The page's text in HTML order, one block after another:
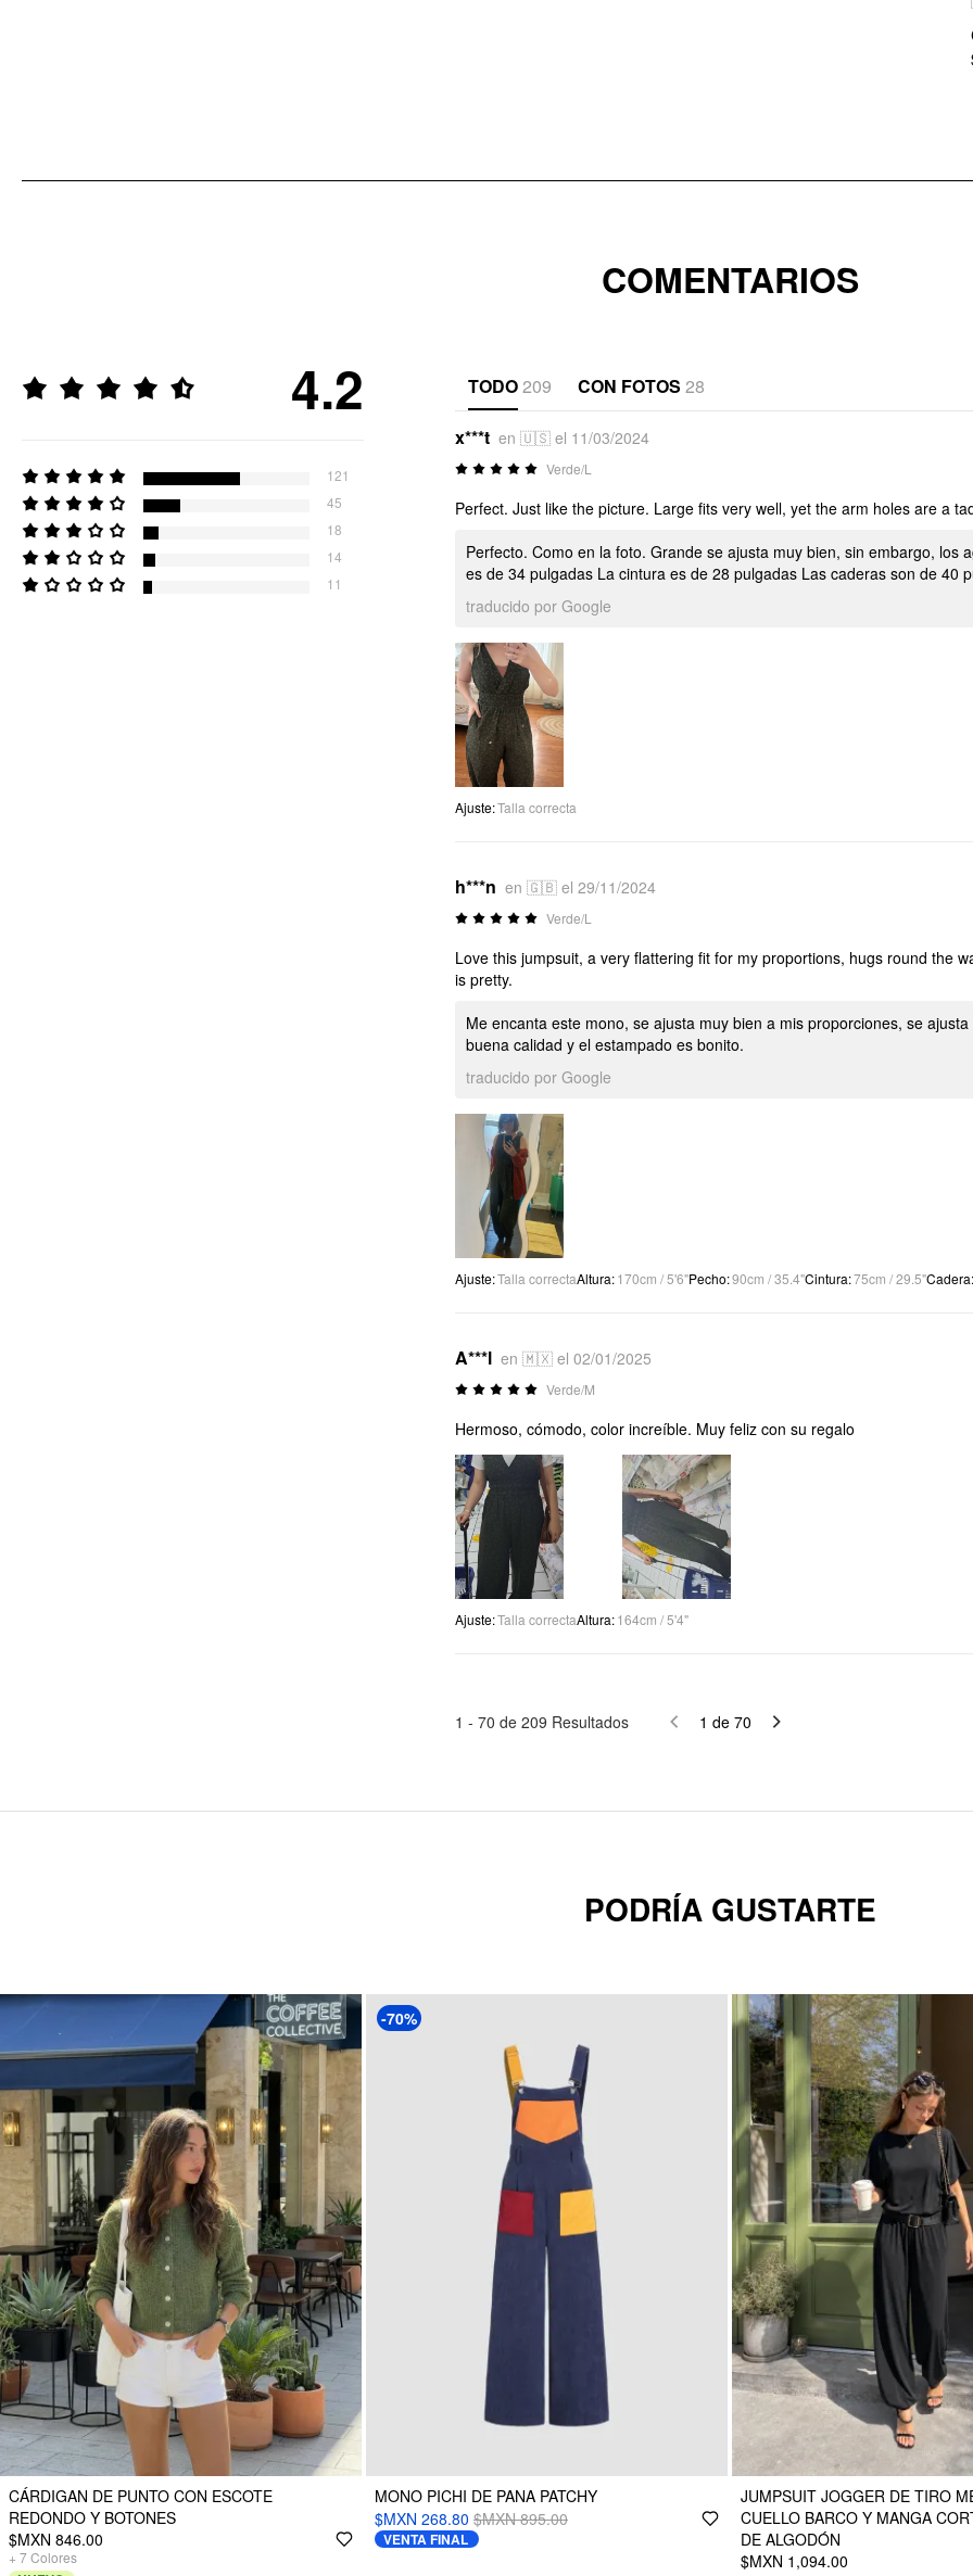
COMENTARIOS
4.2
121
45
18
14
11
TODO209 CON FOTOS 28
x***t en 🇺🇸 el 11/03/2024
Verde/L
Perfect. Just like the picture. Large fits very well, yet the arm holes are a
Perfecto. Como en la foto. Grande se ajusta muy bien, sin embargo, los
es de 34 pulgadas La cintura es de 28 pulgadas Las caderas son de 40
traducido por Google
Ajuste:Talla correcta
h***n en 🇬🇧 el 29/11/2024
Verde/L
Love this jumpsuit, a very flattering fit for my proportions, hugs round the
is pretty.
Me encanta este mono, se ajusta muy bien a mis proporciones, se
buena calidad y el estampado es bonito.
traducido por Google
Ajuste:Talla correctaAltura:170cm / 5'6"Pecho:90cm / 35.4"Cintura:75cm / 29.5"Cadera:
A***l en 🇲🇽 el 02/01/2025
Verde/M
Hermoso, cómodo, color increíble. Muy feliz con su regalo
Ajuste:Talla correctaAltura:164cm / 5'4"
1 - 70 de 209 Resultados 1 de 70
PODRÍA GUSTARTE
CÁRDIGAN DE PUNTO CON ESCOTE
REDONDO Y BOTONES
$MXN 846.00
+ 7Colores
-70%
MONO PICHI DE PANA PATCHY
$MXN 268.80 $MXN 895.00
VENTA FINAL
JUMPSUIT JOGGER DE TIRO
CUELLO BARCO Y MANGA
DE ALGODÓN
$MXN 1,094.00